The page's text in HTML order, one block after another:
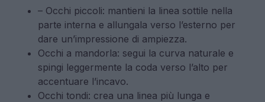
– Occhi piccoli: mantieni la linea sottile nella
parte interna e allungala verso l’esterno per
dare un’impressione di ampiezza.
Occhi a mandorla: segui la curva naturale e
spingi leggermente la coda verso l’alto per
accentuare l’incavo.
Occhi tondi: crea una linea più lunga e